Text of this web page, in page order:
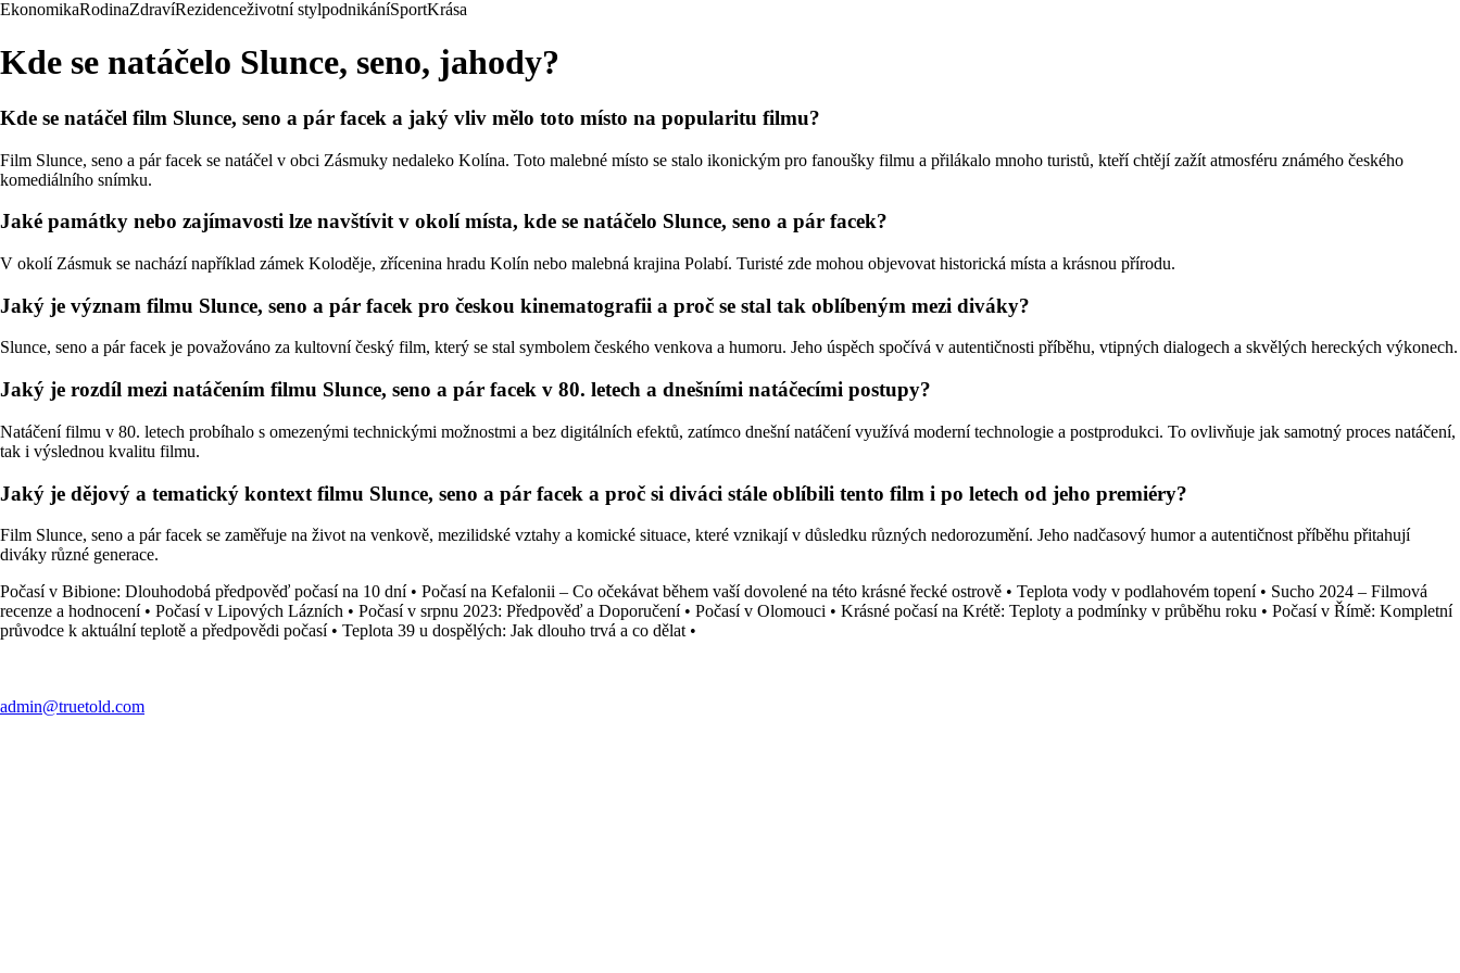
EkonomikaRodinaZdravíRezidenceživotní stylpodnikáníSportKrása
Kde se natáčelo Slunce, seno, jahody?
Kde se natáčel film Slunce, seno a pár facek a jaký vliv mělo toto místo na popularitu filmu?
Film Slunce, seno a pár facek se natáčel v obci Zásmuky nedaleko Kolína. Toto malebné místo se stalo ikonickým pro fanoušky filmu a přilákalo mnoho turistů, kteří chtějí zažít atmosféru známého českého
komediálního snímku.
Jaké památky nebo zajímavosti lze navštívit v okolí místa, kde se natáčelo Slunce, seno a pár facek?
V okolí Zásmuk se nachází například zámek Koloděje, zřícenina hradu Kolín nebo malebná krajina Polabí. Turisté zde mohou objevovat historická místa a krásnou přírodu.
Jaký je význam filmu Slunce, seno a pár facek pro českou kinematografii a proč se stal tak oblíbeným mezi diváky?
Slunce, seno a pár facek je považováno za kultovní český film, který se stal symbolem českého venkova a humoru. Jeho úspěch spočívá v autentičnosti příběhu, vtipných dialogech a skvělých hereckých výkonech.
Jaký je rozdíl mezi natáčením filmu Slunce, seno a pár facek v 80. letech a dnešními natáčecími postupy?
Natáčení filmu v 80. letech probíhalo s omezenými technickými možnostmi a bez digitálních efektů, zatímco dnešní natáčení využívá moderní technologie a postprodukci. To ovlivňuje jak samotný proces natáčení,
tak i výslednou kvalitu filmu.
Jaký je dějový a tematický kontext filmu Slunce, seno a pár facek a proč si diváci stále oblíbili tento film i po letech od jeho premiéry?
Film Slunce, seno a pár facek se zaměřuje na život na venkově, mezilidské vztahy a komické situace, které vznikají v důsledku různých nedorozumění. Jeho nadčasový humor a autentičnost příběhu přitahují
diváky různé generace.
Počasí v Bibione: Dlouhodobá předpověď počasí na 10 dní• Počasí na Kefalonii – Co očekávat během vaší dovolené na této krásné řecké ostrově • Teplota vody v podlahovém topení• Sucho 2024 – Filmová
recenze a hodnocení• Počasí v Lipových Lázních • Počasí v srpnu 2023: Předpověď a Doporučení• Počasí v Olomouci • Krásné počasí na Krétě: Teploty a podmínky v průběhu roku • Počasí v Římě: Kompletní
průvodce k aktuální teplotě a předpovědi počasí• Teplota 39 u dospělých: Jak dlouho trvá a co dělat •
admin@truetold.com